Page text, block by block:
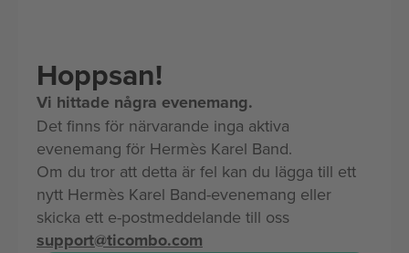
Hoppsan!
Vi hittade några evenemang.
Det finns för närvarande inga aktiva
evenemang för Hermès Karel Band.
Om du tror att detta är fel kan du lägga till ett
nytt Hermès Karel Band-evenemang eller
skicka ett e-postmeddelande till oss
support@ticombo.com